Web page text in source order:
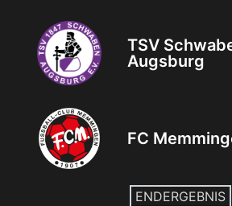
TSV
Augsburg
FC
ENDERGEBNIS